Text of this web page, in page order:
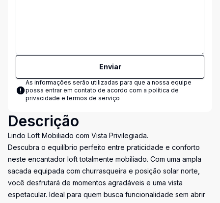
Enviar
As informações serão utilizadas para que a nossa equipe
possa entrar em contato de acordo com a política de
privacidade e termos de serviço
Descrição
Lindo Loft Mobiliado com Vista Privilegiada.
Descubra o equilíbrio perfeito entre praticidade e conforto
neste encantador loft totalmente mobiliado. Com uma ampla
sacada equipada com churrasqueira e posição solar norte,
você desfrutará de momentos agradáveis e uma vista
espetacular. Ideal para quem busca funcionalidade sem abrir